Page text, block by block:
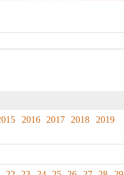
2016 2017 2018
2019